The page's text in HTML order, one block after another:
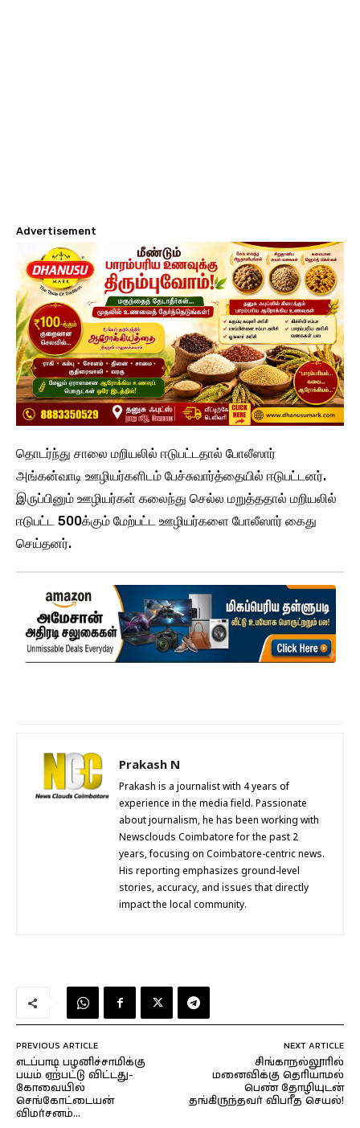
Advertisement
தொடர்ந்து சாலை மறியலில் ஈடுபட்டதால் போலீஸார்
அங்கன்வாடி ஊழியர்களிடம் பேச்சுவார்த்தையில் ஈடுபட்டனர்.
இருப்பினும் ஊழியர்கள் கலைந்து செல்ல மறுத்ததால் மறியலில்
ஈடுபட்ட 500க்கும் மேற்பட்ட ஊழியர்களை போலீஸார் கைது
செய்தனர்.
Prakash N
Prakash is a journalist with 4 years of
experience in the media field. Passionate
about journalism, he has been working with
Newsclouds Coimbatore for the past 2
years, focusing on Coimbatore-centric news.
His reporting emphasizes ground-level
stories, accuracy, and issues that directly
impact the local community.
PREVIOUS ARTICLE
எடப்பாடி பழனிச்சாமிக்கு
பயம் ஏற்பட்டு விட்டது-
கோவையில்
செங்கோட்டையன்
விமர்சனம்…
NEXT ARTICLE
சிங்காநல்லூரில்
மனைவிக்கு தெரியாமல்
பெண் தோழியுடன்
தங்கிருந்தவர் விபரீத செயல்!